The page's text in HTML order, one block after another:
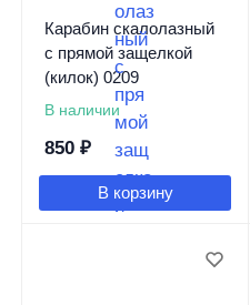
Карабин скалолазный
с прямой защелкой
(килок) 0209
В наличии
850 ₽
В корзину